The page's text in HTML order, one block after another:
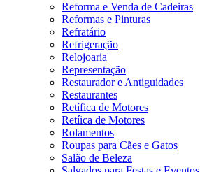
Reforma e Venda de Cadeiras
Reformas e Pinturas
Refratário
Refrigeração
Relojoaria
Representação
Restaurador e Antiguidades
Restaurantes
Retífica de Motores
Retíica de Motores
Rolamentos
Roupas para Cães e Gatos
Salão de Beleza